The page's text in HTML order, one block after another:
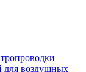
для воздушных